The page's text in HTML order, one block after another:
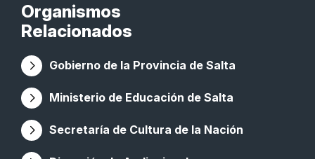
Organismos
Relacionados
Gobierno de la Provincia de Salta
Ministerio de Educación de Salta
Secretaría de Cultura de la Nación